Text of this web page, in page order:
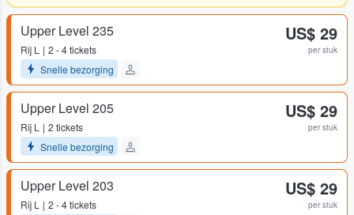
Upper Level 235
Rij L
2 - 4 tickets
Snelle bezorging
US$ 29
per stuk
Upper Level 205
Rij L
2 tickets
Snelle bezorging
US$ 29
per stuk
Upper Level 203
Rij L 2 - 4 tickets
US$ 29
per stuk